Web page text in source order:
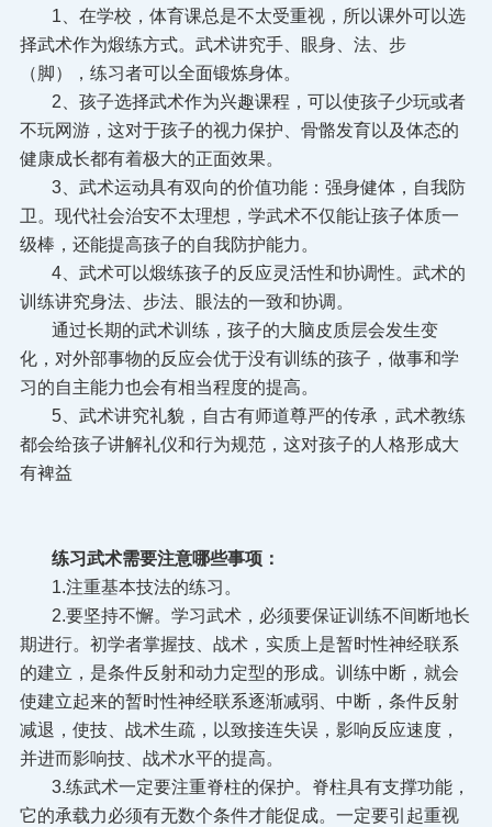
1、在学校，体育课总是不太受重视，所以课外可以选
择武术作为煅练方式。武术讲究手、眼身、法、步
（脚），练习者可以全面锻炼身体。
2、孩子选择武术作为兴趣课程，可以使孩子少玩或者
不玩网游，这对于孩子的视力保护、骨骼发育以及体态的
健康成长都有着极大的正面效果。
3、武术运动具有双向的价值功能：强身健体，自我防
卫。现代社会治安不太理想，学武术不仅能让孩子体质一
级棒，还能提高孩子的自我防护能力。
4、武术可以煅练孩子的反应灵活性和协调性。武术的
训练讲究身法、步法、眼法的一致和协调。
通过长期的武术训练，孩子的大脑皮质层会发生变
化，对外部事物的反应会优于没有训练的孩子，做事和学
习的自主能力也会有相当程度的提高。
5、武术讲究礼貌，自古有师道尊严的传承，武术教练
都会给孩子讲解礼仪和行为规范，这对孩子的人格形成大
有裨益
练习武术需要注意哪些事项：
1.注重基本技法的练习。
2.要坚持不懈。学习武术，必须要保证训练不间断地长
期进行。初学者掌握技、战术，实质上是暂时性神经联系
的建立，是条件反射和动力定型的形成。训练中断，就会
使建立起来的暂时性神经联系逐渐减弱、中断，条件反射
减退，使技、战术生疏，以致接连失误，影响反应速度，
并进而影响技、战术水平的提高。
3.练武术一定要注重脊柱的保护。脊柱具有支撑功能，
它的承载力必须有无数个条件才能促成。一定要引起重视